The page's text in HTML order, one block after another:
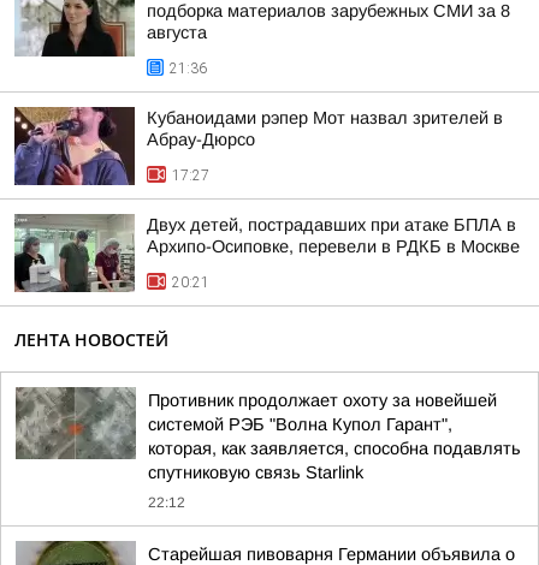
подборка материалов зарубежных СМИ за 8
августа
21:36
Кубаноидами рэпер Мот назвал зрителей в
Абрау-Дюрсо
17:27
Двух детей, пострадавших при атаке БПЛА в
Архипо-Осиповке, перевели в РДКБ в Москве
20:21
ЛЕНТА НОВОСТЕЙ
Противник продолжает охоту за новейшей
системой РЭБ "Волна Купол Гарант",
которая, как заявляется, способна подавлять
спутниковую связь Starlink
22:12
Старейшая пивоварня Германии объявила о